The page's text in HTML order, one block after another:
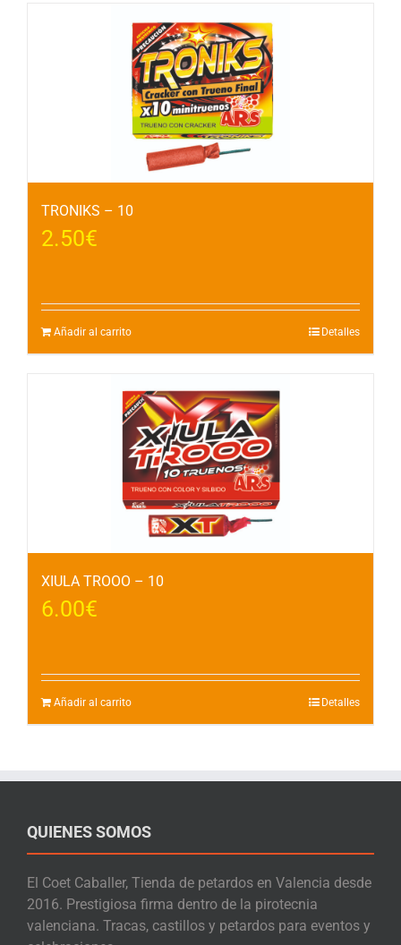
TRONIKS – 10
2.50€
Añadir al carrito Detalles
XIULA TROOO – 10
6.00€
Añadir al carrito Detalles
QUIENES SOMOS
El Coet Caballer, Tienda de petardos en Valencia desde
2016. Prestigiosa firma dentro de la pirotecnia
valenciana. Tracas, castillos y petardos para eventos y